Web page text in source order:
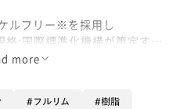
ルフリー※を採用し
:国際標準化機構が策定する
more
フルリム 樹脂